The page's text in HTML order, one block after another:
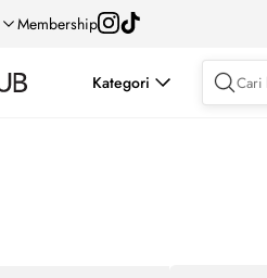
Membership
Kategori